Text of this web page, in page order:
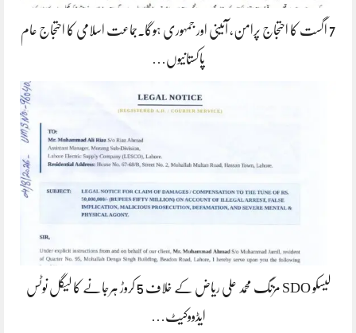
7 اگست کا احتجاج پرامن، آئینی اور جمہوری ہوگا۔جماعت اسلامی کا احتجاج عام
پاکستانیوں…
لیسکو SDO مزنگ محمد علی ریاض کے خلاف 5 کروڑ ہرجانے کا لیگل نوٹس
ایڈووکیٹ…